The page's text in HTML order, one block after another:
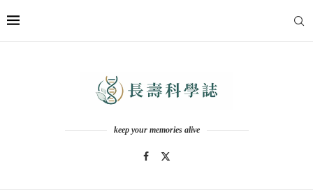
keep your memories alive